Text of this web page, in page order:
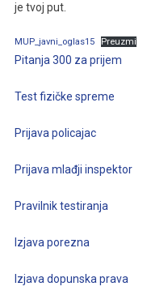
je tvoj put.
MUP_javni_oglas15 Preuzmi
Pitanja 300 za prijem
Test fizičke spreme
Prijava policajac
Prijava mlađji inspektor
Pravilnik testiranja
Izjava porezna
Izjava dopunska prava